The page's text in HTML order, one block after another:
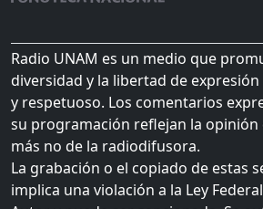
Radio UNAM es un medio que
diversidad y la libertad de
y respetuoso. Los comentarios
su programación reflejan la opinión
más no de la radiodifusora.
La grabación o el copiado de estas
implica una violación a la Ley